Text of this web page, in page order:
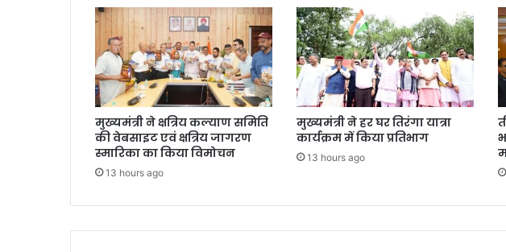
मुख्यमंत्री ने क्षत्रिय कल्याण समिति
की वेबसाइट एवं क्षत्रिय जागरण
स्मारिका का किया विमोचन
13 hours ago
मुख्यमंत्री ने हर घर तिरंगा यात्रा
कार्यक्रम में किया प्रतिभाग
13 hours ago